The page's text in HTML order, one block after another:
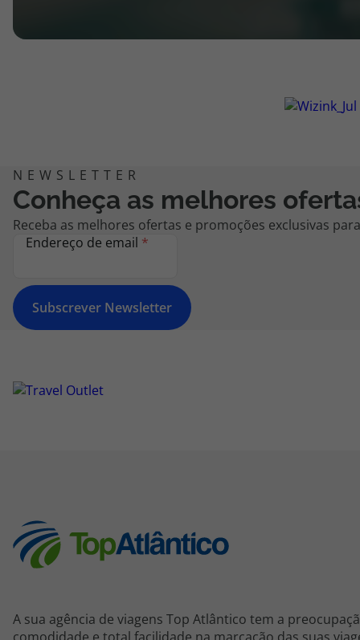
Conheça as melhores
Receba as melhores ofertas e promoções exclusivas
Endereço de email *
Subscrever Newsletter
A sua agência de viagens Top Atlântico tem a